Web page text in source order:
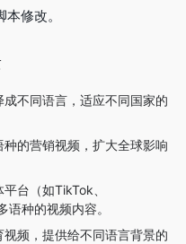
修改。
成不同语言，适应不同国家的
种的营销视频，扩大全球影响
平台（如TikTok、
种的视频内容。
视频，提供给不同语言背景的